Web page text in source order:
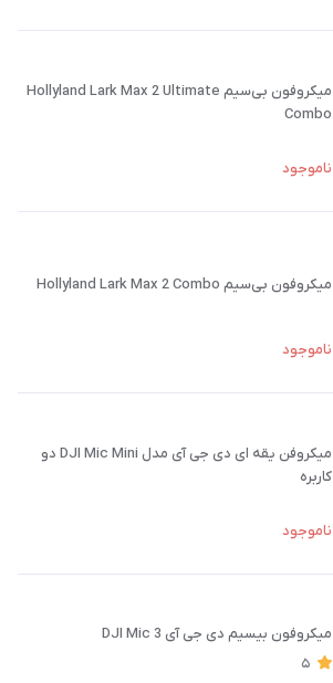
میکروفون بی‌سیم Hollyland Lark Max 2 Ultimate
Combo
ناموجود
میکروفون بی‌سیم Hollyland Lark Max 2 Combo
ناموجود
میکروفن یقه ای دی جی آی مدل DJI Mic Mini دو
کاربره
ناموجود
میکروفون بیسیم دی جی آی DJI Mic 3
5